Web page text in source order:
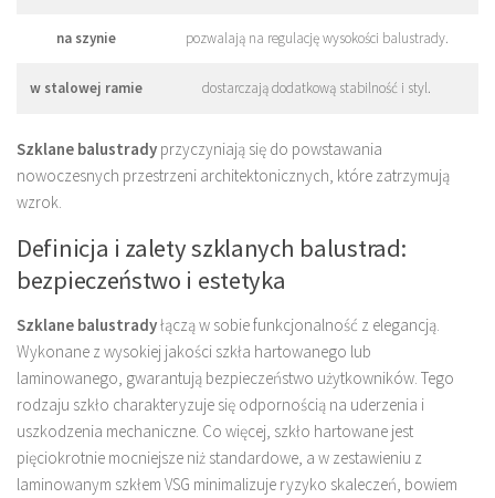
na szynie pozwalają na regulację wysokości balustrady.
w stalowej ramie dostarczają dodatkową stabilność i styl.
Szklane balustrady przyczyniają się do powstawania
nowoczesnych przestrzeni architektonicznych, które zatrzymują
wzrok.
Definicja i zalety szklanych balustrad:
bezpieczeństwo i estetyka
Szklane balustradyłączą w sobie funkcjonalność z elegancją.
Wykonane z wysokiej jakości szkła hartowanego lub
laminowanego, gwarantują bezpieczeństwo użytkowników. Tego
rodzaju szkło charakteryzuje się odpornością na uderzenia i
uszkodzenia mechaniczne. Co więcej, szkło hartowane jest
pięciokrotnie mocniejsze niż standardowe, a w zestawieniu z
laminowanym szkłem VSG minimalizuje ryzyko skaleczeń, bowiem